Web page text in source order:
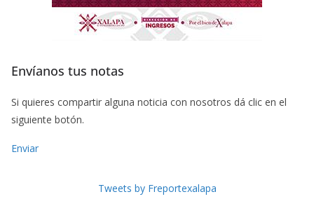
Envíanos tus notas
Si quieres compartir alguna noticia con nosotros dá clic en el
siguiente botón.
Enviar
Tweets by Freportexalapa